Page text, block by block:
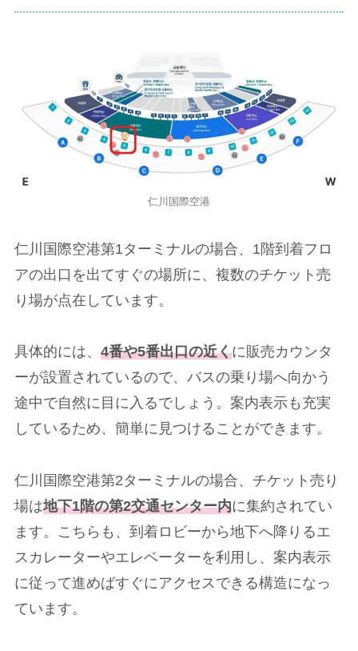
仁川国際空港
仁川国際空港第1ターミナルの場合、1階到着フロ
アの出口を出てすぐの場所に、複数のチケット売
り場が点在しています。
具体的には、 4番や5番出口の近くに販売カウンタ
ーが設置されているので、バスの乗り場へ向かう
途中で自然に目に入るでしょう。案内表示も充実
しているため、簡単に見つけることができます。
仁川国際空港第2ターミナルの場合、チケット売り
場は地下1階の第2交通センター内に集約されてい
ます。こちらも、到着ロビーから地下へ降りるエ
スカレーターやエレベーターを利用し、案内表示
に従って進めばすぐにアクセスできる構造になっ
ています。